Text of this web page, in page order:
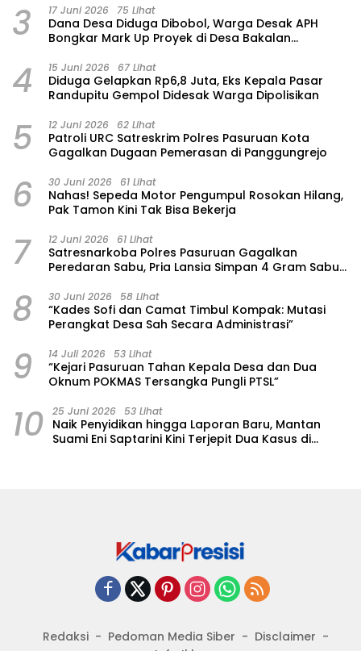
3 17 Juni 2026 75 Lihat
Dana Desa Diduga Dibobol, Warga Desak APH
Bongkar Mark Up Proyek di Desa Bakalan
4 15 Juni 2026 67 Lihat
‎Diduga Gelapkan Rp6,8 Juta, Eks Kepala Pasar
Randupitu Gempol Didesak Warga Dipolisikan
5 12 Juni 2026 62 Lihat
Patroli URC Satreskrim Polres Pasuruan Kota
Gagalkan Dugaan Pemerasan di Panggungrejo
6 30 Juni 2026 61 Lihat
‎Nahas! Sepeda Motor Pengumpul Rosokan Hilang,
Pak Tamon Kini Tak Bisa Bekerja
7 12 Juni 2026 61 Lihat
Satresnarkoba Polres Pasuruan Gagalkan
Peredaran Sabu, Pria Lansia Simpan 4 Gram Sabu
8 30 Juni 2026 58 Lihat
“Kades Sofi dan Camat Timbul Kompak: Mutasi
Perangkat Desa Sah Secara Administrasi”
9 14 Juli 2026 53 Lihat
“Kejari Pasuruan Tahan Kepala Desa dan Dua
Oknum POKMAS Tersangka Pungli PTSL”
10 25 Juni 2026 53 Lihat
Naik Penyidikan hingga Laporan Baru, Mantan
Suami Eni Saptarini Kini Terjepit Dua Kasus di
Redaksi Pedoman Media Siber
Disclaimer